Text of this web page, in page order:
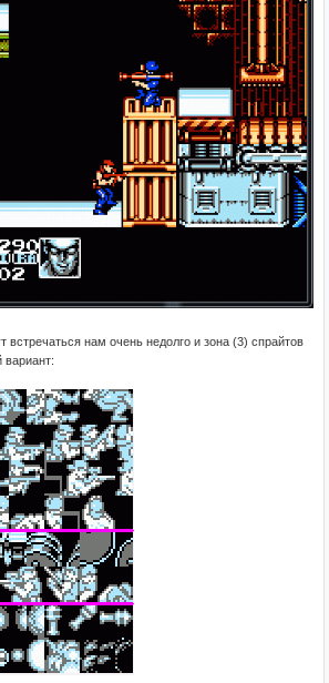
встречаться нам очень недолго и зона (3) спрайтов